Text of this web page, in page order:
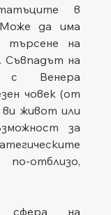
в
Може да има
търсене на
Съвпадът на
с Венера
човек (от
ви живот или
за
отблизо,
сфера на